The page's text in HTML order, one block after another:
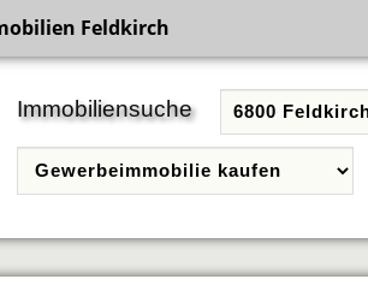
Feldkirch
Immobiliensuche